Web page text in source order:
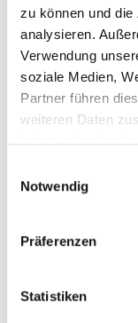
zu können und
analysieren.
Verwendung
soziale Medien,
Partner führen
weiteren Daten
Notwendig
Präferenzen
Statistiken
00:00